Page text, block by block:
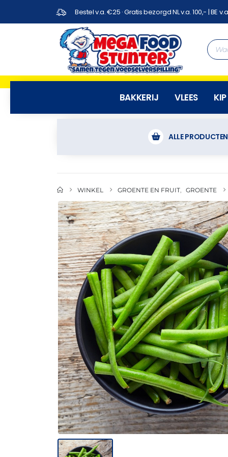
Bestel v.a. €25 · Gratis bezorgd NL v.a. 100,- | BE
BAKKERIJ VLEES KIP
ALLE PRODUCTEN
WINKEL GROENTE EN FRUIT GROENTE